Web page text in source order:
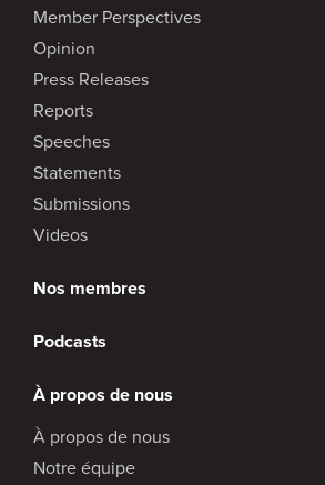
Member Perspectives
Opinion
Press Releases
Reports
Speeches
Statements
Submissions
Videos
Nos membres
Podcasts
À propos de nous
À propos de nous
Notre équipe